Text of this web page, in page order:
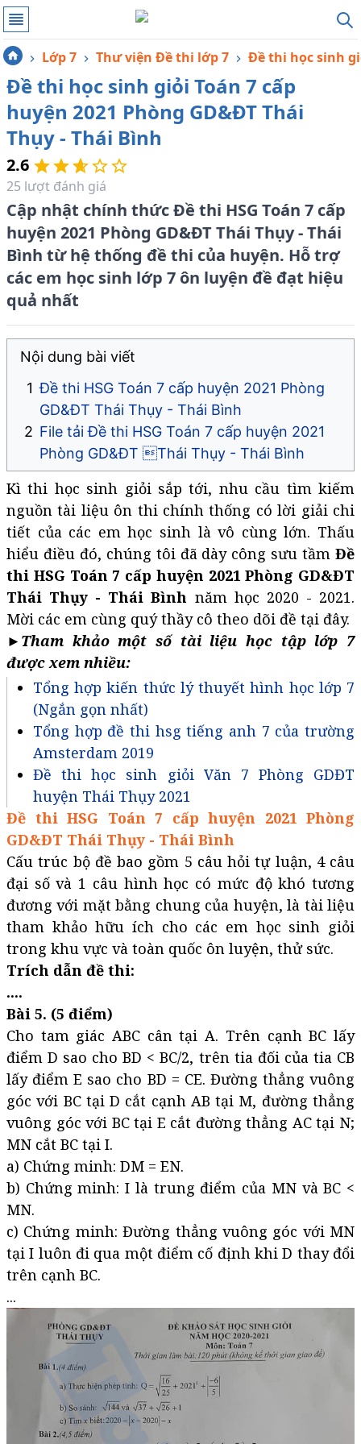
Lớp 7 Thư viện Đề thi lớp 7 Đề thi học sinh
Đề thi học sinh giỏi Toán 7 cấp
huyện 2021 Phòng GD&ĐT Thái
Thụy - Thái Bình
Cập nhật chính thức Đề thi HSG Toán 7 cấp
huyện 2021 Phòng GD&ĐT Thái Thụy - Thái
Bình từ hệ thống đề thi của huyện. Hỗ trợ
các em học sinh lớp 7 ôn luyện đề đạt hiệu
quả nhất
2.6
25 lượt đánh giá
Nội dung bài viết
Đề thi HSG Toán 7 cấp huyện 2021 Phòng
GD&ĐT Thái Thụy - Thái Bình
File tải Đề thi HSG Toán 7 cấp huyện 2021
Phòng GD&ĐT Thái Thụy - Thái Bình
Kì thi học sinh giỏi sắp tới, nhu cầu tìm kiếm
nguồn tài liệu ôn thi chính thống có lời giải chi
tiết của các em học sinh là vô cùng lớn. Thấu
hiểu điều đó, chúng tôi đã dày công sưu tầm Đề
thi HSG Toán 7 cấp huyện 2021 Phòng GD&ĐT
Thái Thụy - Thái Bình năm học 2020 - 2021.
Mời các em cùng quý thầy cô theo dõi đề tại đây.
►Tham khảo một số tài liệu học tập lớp 7
được xem nhiều:
Tổng hợp kiến thức lý thuyết hình học lớp 7
(Ngắn gọn nhất)
Tổng hợp đề thi hsg tiếng anh 7 của trường
Amsterdam 2019
Đề thi học sinh giỏi Văn 7 Phòng GDĐT
huyện Thái Thụy 2021
Đề thi HSG Toán 7 cấp huyện 2021 Phòng
GD&ĐT Thái Thụy - Thái Bình
Cấu trúc bộ đề bao gồm 5 câu hỏi tự luận, 4 câu
đại số và 1 câu hình học có mức độ khó tương
đương với mặt bằng chung của huyện, là tài liệu
tham khảo hữu ích cho các em học sinh giỏi
trong khu vực và toàn quốc ôn luyện, thử sức.
Trích dẫn đề thi:
....
Bài 5. (5 điểm)
Cho tam giác ABC cân tại A. Trên cạnh BC lấy
điểm D sao cho BD < BC/2, trên tia đối của tia CB
lấy điểm E sao cho BD = CE. Đường thẳng vuông
góc với BC tại D cắt cạnh AB tại M, đường thẳng
vuông góc với BC tại E cắt đường thẳng AC tại N;
MN cắt BC tại I.
a) Chứng minh: DM = EN.
b) Chứng minh: I là trung điểm của MN và BC <
MN.
c) Chứng minh: Đường thẳng vuông góc với MN
tại I luôn đi qua một điểm cố định khi D thay đổi
trên cạnh BC.
...